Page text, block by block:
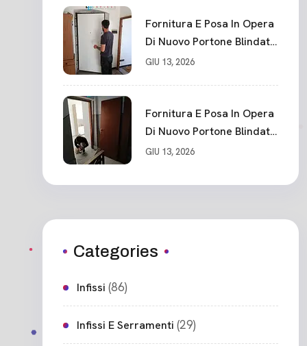
Fornitura E Posa In Opera
Di Nuovo Portone Blindato
Classe 3 Sicurezza
GIU 13, 2026
Fornitura E Posa In Opera
Di Nuovo Portone Blindato
Ceparana
GIU 13, 2026
Categories
Infissi (86)
Infissi E Serramenti (29)